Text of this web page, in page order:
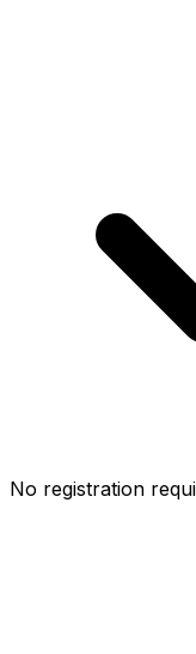
No registration